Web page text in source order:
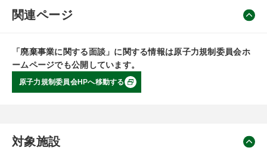
関連ページ
「廃棄事業に関する面談」に関する情報は原子力規制委員会ホ
ームページでも公開しています。
原子力規制委員会HPへ移動する
対象施設